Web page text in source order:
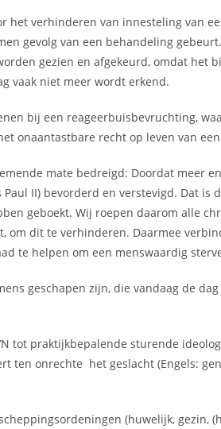
het verhinderen van innesteling van
gevolg van een behandeling
gezien en afgekeurd, omdat het
vaak niet meer wordt erkend.
bij een reageerbuisbevruchting,
onaantastbare recht op leven van
mate bedreigd: Doordat meer
II) bevorderd en verstevigd. Dat
geboekt. Wij roepen daarom alle
dit te verhinderen. Daarmee
te helpen om een menswaardig
geschapen zijn, die vandaag de
tot praktijkbepalende sturende
ten onrechte het geslacht (Engels:
(huwelijk, gezin,